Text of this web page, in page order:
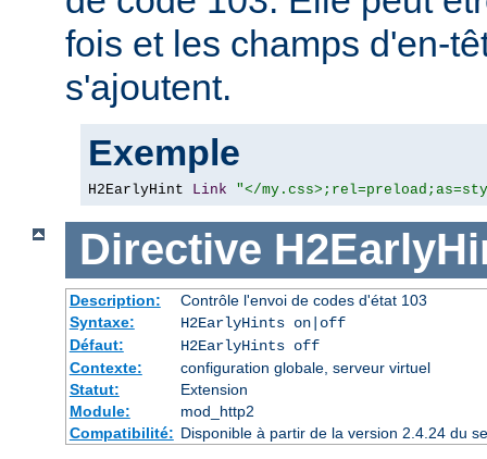
fois et les champs d'en-
s'ajoutent.
Exemple
H2EarlyHint Link "</
Directive
Description:
Contrôle l'envoi de codes d'état 103
Syntaxe:
H2EarlyHints on|off
Défaut:
H2EarlyHints off
Contexte:
configuration globale, serveur virtuel
Statut:
Extension
Module:
mod_http2
Compatibilité: Disponible à partir de la version 2.4.24 du